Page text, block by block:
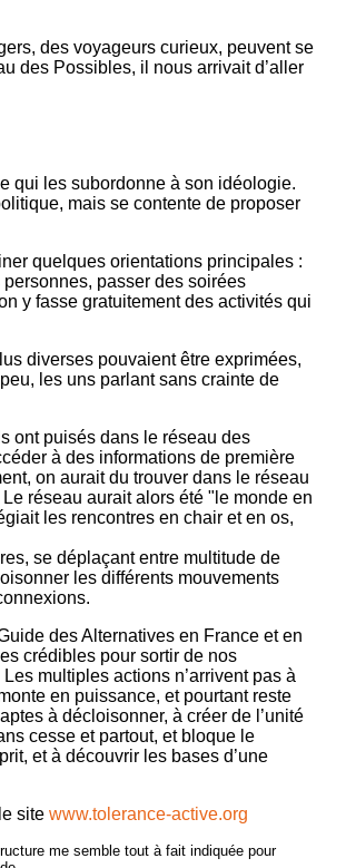
des voyageurs curieux, peuvent se
des Possibles, il nous arrivait d’aller
qui les subordonne à son idéologie.
mais se contente de proposer
quelques orientations principales :
passer des soirées
y fasse gratuitement des activités qui
diverses pouvaient être exprimées,
les uns parlant sans crainte de
ont puisés dans le réseau des
à des informations de première
on aurait du trouver dans le réseau
réseau aurait alors été "le monde en
les rencontres en chair et en os,
se déplaçant entre multitude de
les différents mouvements
des Alternatives en France et en
crédibles pour sortir de nos
multiples actions n’arrivent pas à
en puissance, et pourtant reste
à décloisonner, à créer de l’unité
cesse et partout, et bloque le
et à découvrir les bases d’une
site www.tolerance-active.org
me semble tout à fait indiquée pour